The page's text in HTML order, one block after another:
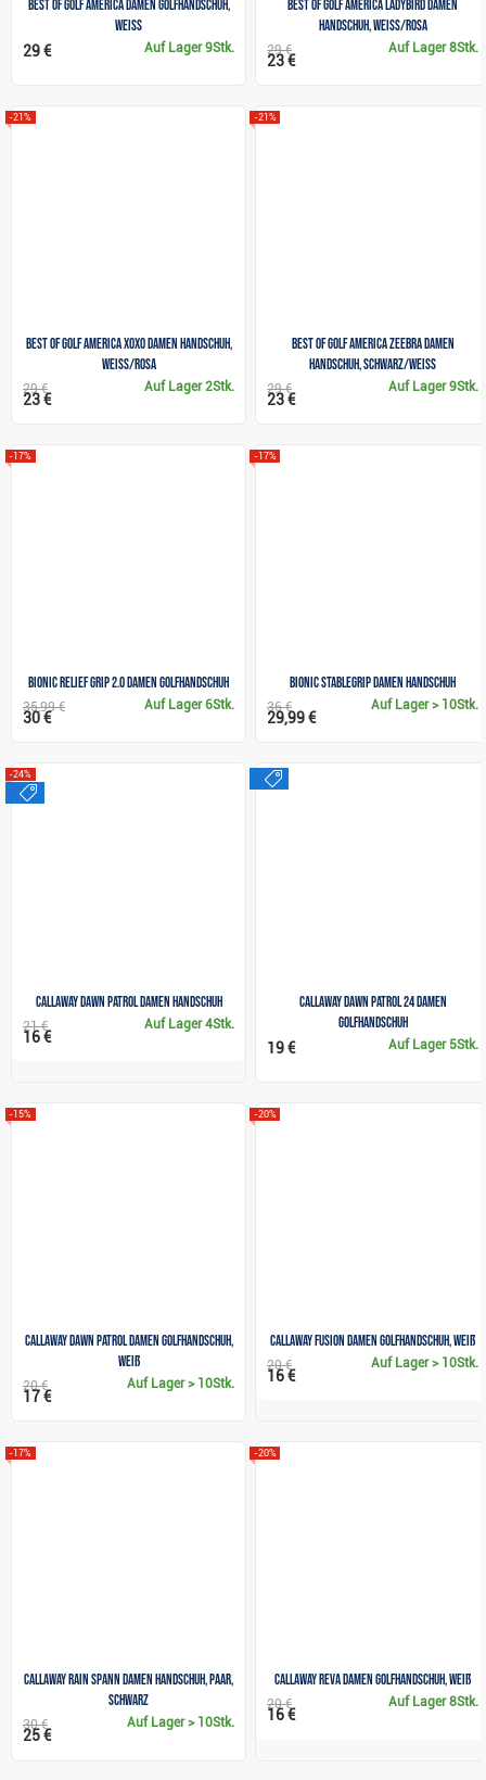
Best of golf America Damen Golfhandschuh,
weiss
Auf Lager9Stk.
29 €
Best of Golf America Ladybird Damen
Handschuh, weiss/rosa
Auf Lager8Stk.
29 €
23 €
Best of Golf America XOXO Damen Handschuh,
weiss/rosa
-21%
Auf Lager2Stk.
29 €
23 €
Best of Golf America Zeebra Damen
Handschuh, schwarz/weiss
-21%
Auf Lager9Stk.
29 €
23 €
Bionic Relief Grip 2.0 Damen Golfhandschuh
-17%
Auf Lager6Stk.
35,99 €
30 €
Bionic StableGrip Damen Handschuh
-17%
Auf Lager> 10Stk.
36 €
29,99 €
Callaway Dawn Patrol Damen Handschuh
-24%
Auf Lager4Stk.
21 €
16 €
Callaway Dawn Patrol 24 Damen
Golfhandschuh
Auf Lager 5Stk.
19 €
Callaway Dawn Patrol Damen Golfhandschuh,
Weiß
-15%
Auf Lager> 10Stk.
20 €
17 €
Callaway Fusion Damen Golfhandschuh, Weiß
-20%
Auf Lager> 10Stk.
20 €
16 €
Callaway Rain Spann Damen Handschuh, Paar,
schwarz
-17%
Auf Lager> 10Stk.
30 €
25 €
Callaway Reva Damen Golfhandschuh, weiß
-20%
Auf Lager8Stk.
20 €
16 €